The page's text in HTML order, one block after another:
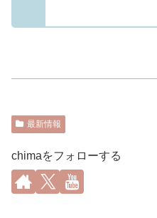
最新情報
chimaをフォローする